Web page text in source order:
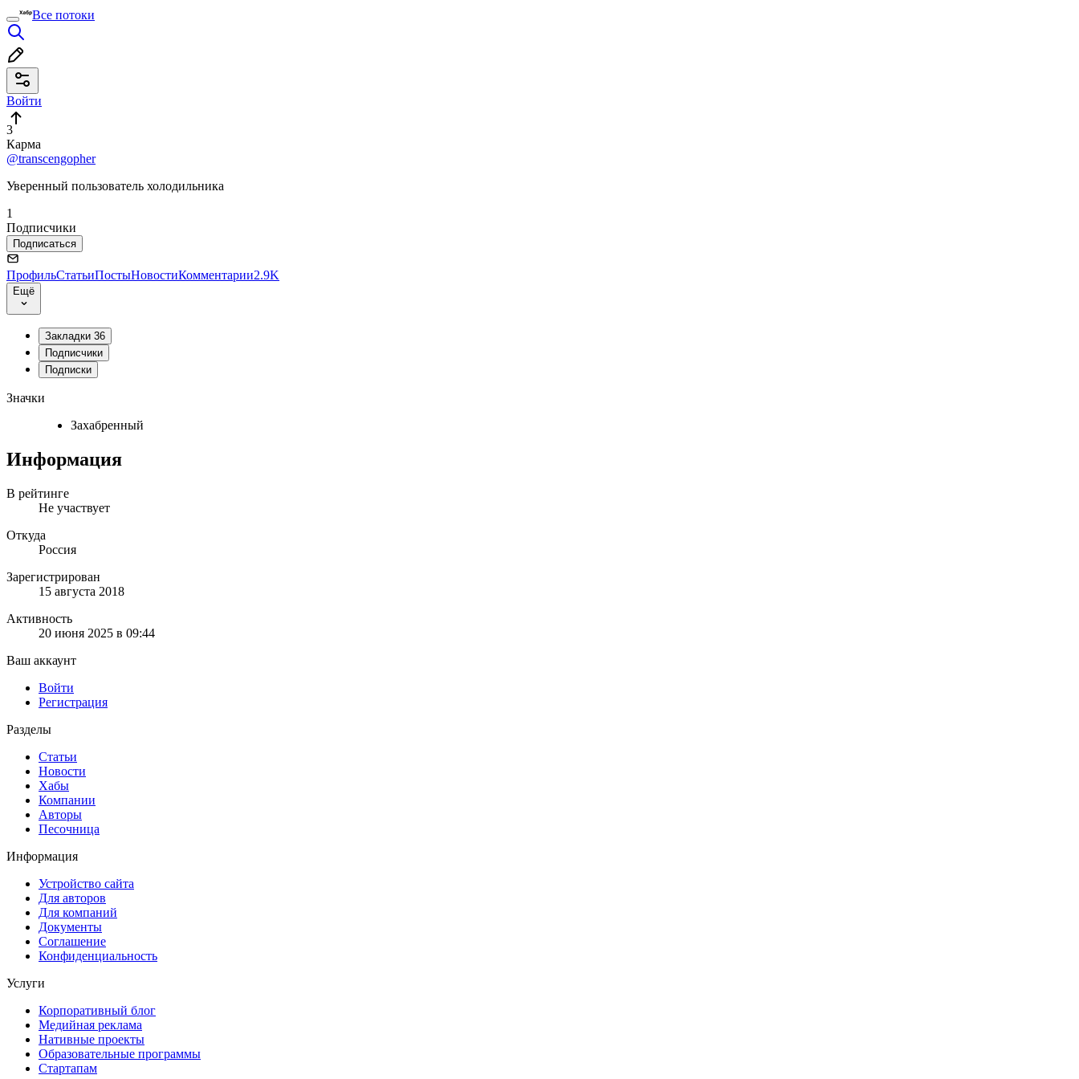
Все потоки
Войти
3
Карма
@transcengopher
Уверенный пользователь холодильника
1
Подписчики
Подписаться
ПрофильСтатьиПостыНовостиКомментарии2.9K
Ещё
Закладки 36
Подписчики
Подписки
Значки
Захабренный
Информация
В рейтинге
Не участвует
Откуда
Россия
Зарегистрирован
15 августа 2018
Активность
20 июня 2025 в 09:44
Ваш аккаунт
Войти
Регистрация
Разделы
Статьи
Новости
Хабы
Компании
Авторы
Песочница
Информация
Устройство сайта
Для авторов
Для компаний
Документы
Соглашение
Конфиденциальность
Услуги
Корпоративный блог
Медийная реклама
Нативные проекты
Образовательные программы
Стартапам